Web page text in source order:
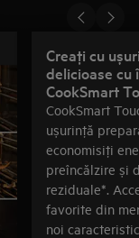
Creaţi cu
delicioase cu îndrumarea oferită de
CookSmart
CookSmart
ușurinţă
economisiţi
preîncălzire și
reziduale*.
favorite din
noi